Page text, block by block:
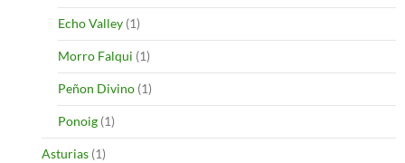
Echo Valley (1)
Morro Falqui (1)
Peñon Divino (1)
Ponoig (1)
Asturias (1)